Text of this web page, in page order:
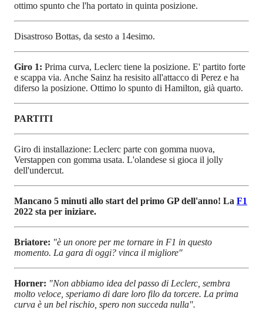
ottimo spunto che l'ha portato in quinta posizione.
Disastroso Bottas, da sesto a 14esimo.
Giro 1: Prima curva, Leclerc tiene la posizione. E' partito forte
e scappa via. Anche Sainz ha resisito all'attacco di Perez e ha
diferso la posizione. Ottimo lo spunto di Hamilton, già quarto.
PARTITI
Giro di installazione: Leclerc parte con gomma nuova,
Verstappen con gomma usata. L'olandese si gioca il jolly
dell'undercut.
Mancano 5 minuti allo start del primo GP dell'anno! La F1
2022 sta per iniziare.
Briatore: "è un onore per me tornare in F1 in questo
momento. La gara di oggi? vinca il migliore"
Horner: "Non abbiamo idea del passo di Leclerc, sembra
molto veloce, speriamo di dare loro filo da torcere. La prima
curva è un bel rischio, spero non succeda nulla".